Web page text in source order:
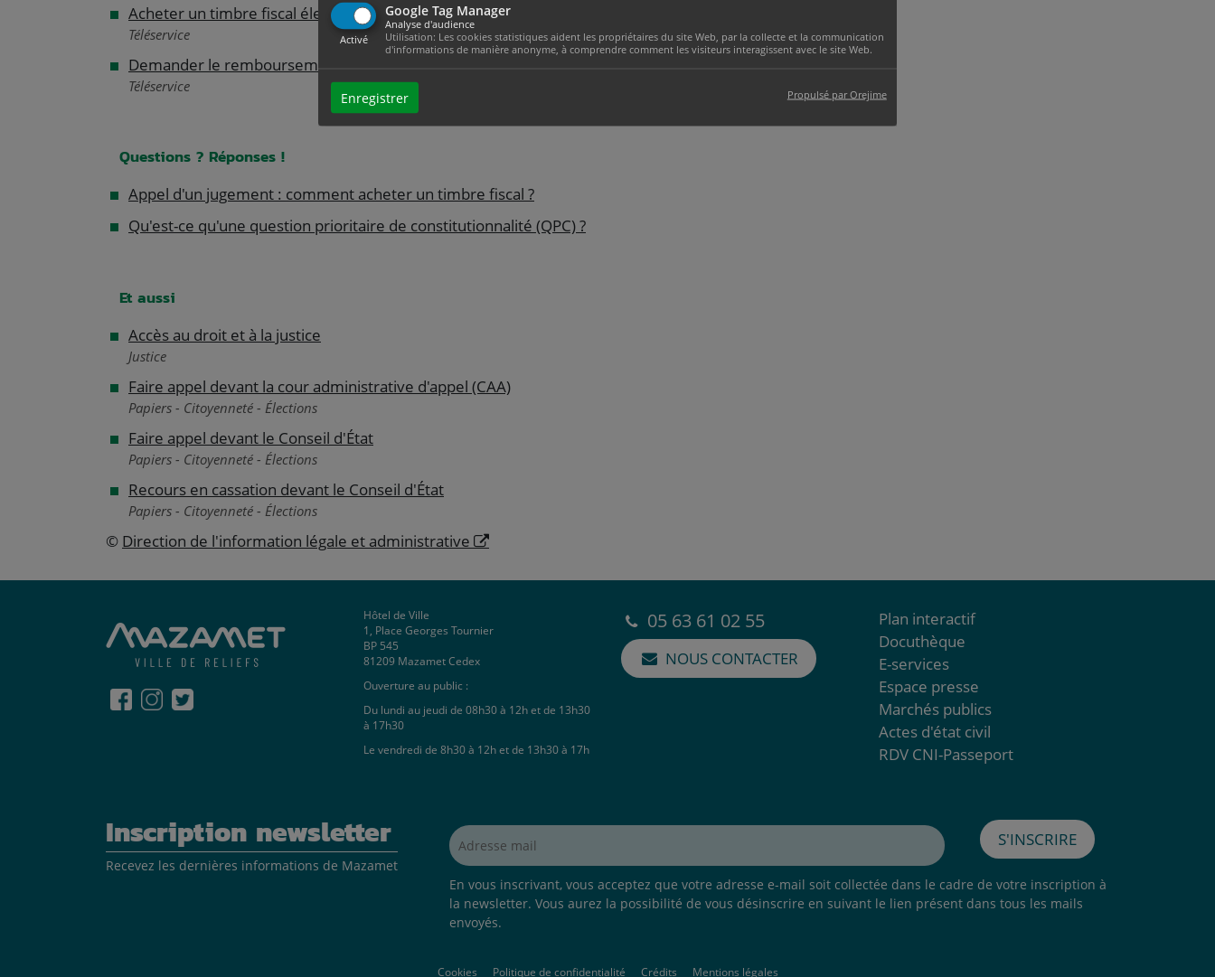
Google Tag Manager
Activé
Analyse d'audience
Utilisation: Les cookies statistiques aident les propriétaires du site Web, par la collecte et la communication
d'informations de manière anonyme, à comprendre comment les visiteurs interagissent avec le site Web.
Enregistrer Propulsé par Orejime
Acheter un timbre fiscal électronique pour faire appel d'une décision de justice
Téléservice
Demander le remboursement d'un timbre électronique pour une procédure d'appel
Téléservice
Questions ? Réponses !
Appel d'un jugement : comment acheter un timbre fiscal ?
Qu'est-ce qu'une question prioritaire de constitutionnalité (QPC) ?
Et aussi
Accès au droit et à la justice
Justice
Faire appel devant la cour administrative d'appel (CAA)
Papiers - Citoyenneté - Élections
Faire appel devant le Conseil d'État
Papiers - Citoyenneté - Élections
Recours en cassation devant le Conseil d'État
Papiers - Citoyenneté - Élections
© Direction de l'information légale et administrative
Hôtel de Ville
1, Place Georges Tournier
BP 545
81209 Mazamet Cedex
Ouverture au public :
Du lundi au jeudi de 08h30 à 12h et de 13h30
à 17h30
Le vendredi de 8h30 à 12h et de 13h30 à 17h
05 63 61 02 55
NOUS CONTACTER
Plan interactif
Docuthèque
E-services
Espace presse
Marchés publics
Actes d'état civil
RDV CNI-Passeport
Inscription newsletter
Recevez les dernières informations de Mazamet
Adresse mail*
S'inscrire
En vous inscrivant, vous acceptez que votre adresse e-mail soit collectée dans le cadre de votre inscription à
la newsletter. Vous aurez la possibilité de vous désinscrire en suivant le lien présent dans tous les mails
envoyés.
Cookies Politique de confidentialité Crédits Mentions légales